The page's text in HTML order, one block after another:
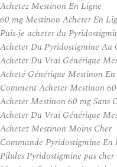
Achetez Mestinon En Ligne
60 mg Mestinon Acheter En
Puis-je acheter du
Acheter Du Pyridostigmine Au
Acheter Du Vrai Générique
Acheté Générique Mestinon
Comment Acheter Mestinon
Acheter Mestinon 60 mg Sans
Acheter Du Vrai Générique
Achetez Mestinon Moins Cher
Commande Pyridostigmine En
Pilules Pyridostigmine pas cher